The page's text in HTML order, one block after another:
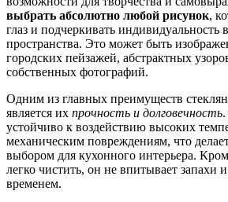
выбрать абсолютно любой рисунок,
глаз и подчеркивать индивидуальность
пространства. Это может быть
городских пейзажей, абстрактных
собственных фотографий.
Одним из главных преимуществ
является их прочность и долговечность
устойчиво к воздействию высоких
механическим повреждениям, что
выбором для кухонного интерьера.
легко чистить, он не впитывает запахи
временем.